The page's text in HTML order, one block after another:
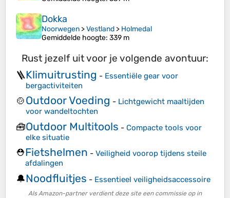
Dokka
Noorwegen >Vestland > Holmedal
Gemiddelde hoogte: 339 m
Rust jezelf uit voor je volgende avontuur:
🪜Klimuitrusting - Essentiële gear voor
bergactiviteiten
🍲Outdoor Voeding - Lichtgewicht maaltijden
voor wandeltochten
🧰Outdoor Multitools - Compacte tools voor
elke situatie
⛑️Fietshelmen - Veiligheid voorop tijdens steile
afdalingen
🔔Noodfluitjes - Essentieel veiligheidsaccessoire
Als Amazon-partner verdient deze site een commissie op in